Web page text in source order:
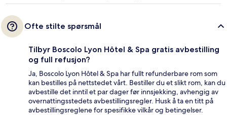
Ofte stilte spørsmål
Tilbyr Boscolo Lyon Hôtel & Spa gratis avbestilling
og full refusjon?
Ja, Boscolo Lyon Hôtel & Spa har fullt refunderbare rom som
kan bestilles på nettstedet vårt. Bestiller du et slikt rom, kan du
avbestille det inntil et par dager før innsjekking, avhengig av
overnattingsstedets avbestillingsregler. Husk å ta en titt på
avbestillingsreglene for spesifikke vilkår og betingelser.